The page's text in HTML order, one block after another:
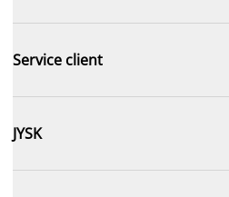
Service client
JYSK